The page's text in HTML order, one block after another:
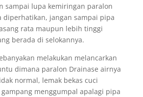
sampai lupa kemiringan paralon
diperhatikan, jangan sampai pipa
rata maupun lebih tinggi
berada di selokannya.
melakukan melancarkan
dimana paralon Drainase airnya
normal, lemak bekas cuci
menggumpal apalagi pipa